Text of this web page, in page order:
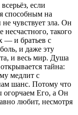
если
способным на
чувствует зла. Он
несчастного, такого
— и братьев с
и даже эту
и весь мир. Душа
тайна:
медлит с
шанс. Потому что
огорчаем Его, а Он
любит, несмотря